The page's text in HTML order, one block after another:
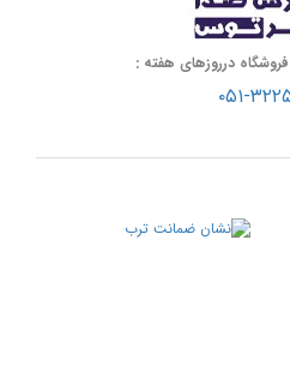
فروشگاه درروزهای هفته :